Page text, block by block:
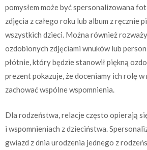
pomysłem może być spersonalizowana
zdjęcia z całego roku lub album z ręcznie
wszystkich dzieci. Można również
ozdobionych zdjęciami wnuków lub
płótnie, który będzie stanowił piękną
prezent pokazuje, że doceniamy ich rolę
zachować wspólne wspomnienia.
Dla rodzeństwa, relacje często opierają
i wspomnieniach z dzieciństwa.
gwiazd z dnia urodzenia jednego z